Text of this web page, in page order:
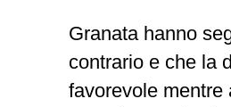
Granata hanno
contrario e che la
favorevole mentre